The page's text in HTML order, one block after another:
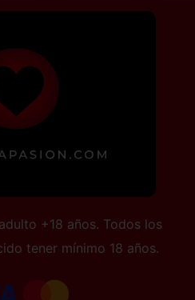
+18 años. Todos los
tener mínimo 18 años.